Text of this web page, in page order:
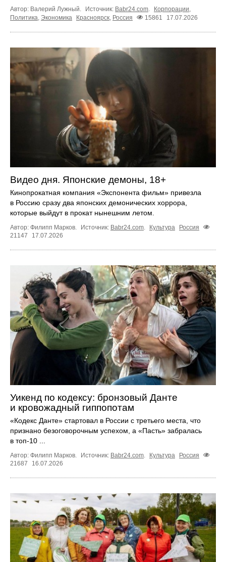
Автор: Валерий Лужный. Источник: Babr24.com. Корпорации,
Политика, Экономика Красноярск, Россия 15861 17.07.2026
Видео дня. Японские демоны, 18+
Кинопрокатная компания «Экспонента фильм» привезла
в Россию сразу два японских демонических хоррора,
которые выйдут в прокат нынешним летом.
Автор: Филипп Марков. Источник: Babr24.com. Культура
Россия
21147
17.07.2026
Уикенд по кодексу: бронзовый Данте
и кровожадный гиппопотам
«Кодекс Данте» стартовал в России с третьего места, что
признано безоговорочным успехом, а «Пасть» забралась
в топ‑10 ...
Автор: Филипп Марков. Источник: Babr24.com. Культура
Россия
21687
16.07.2026